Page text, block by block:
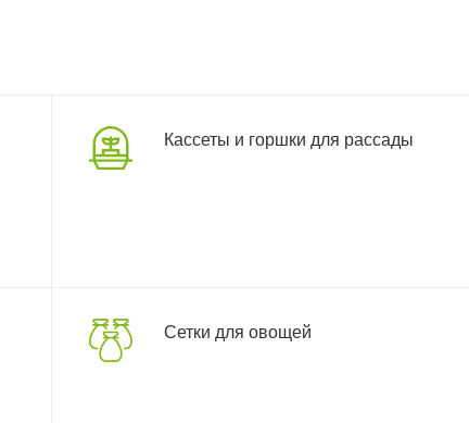
Кассеты и горшки для рассады
Сетки для овощей